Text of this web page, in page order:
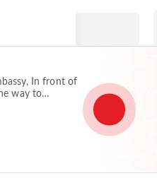
In front of
way to